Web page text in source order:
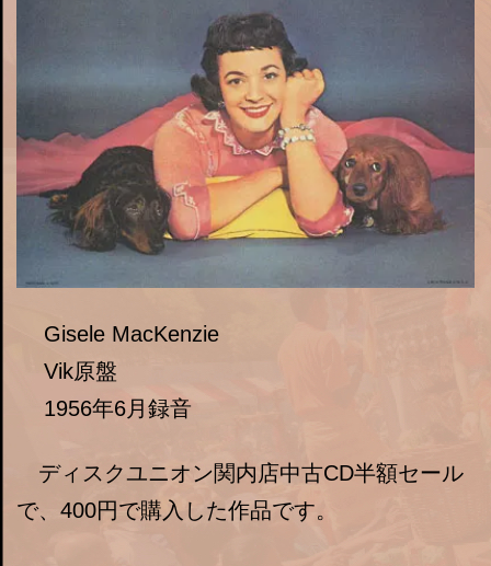
Gisele MacKenzie
Vik原盤
1956年6月録音
ディスクユニオン関内店中古CD半額セール
で、400円で購入した作品です。